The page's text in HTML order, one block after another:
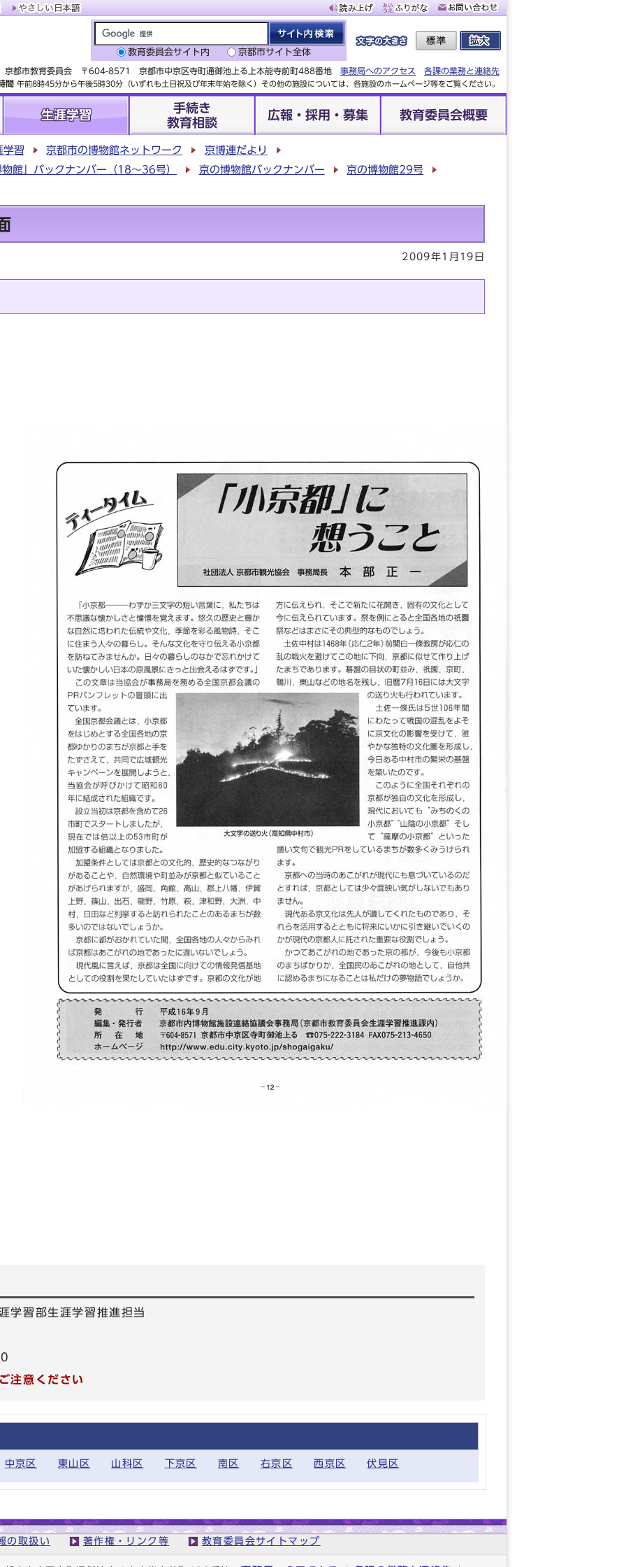
教育委員会サイト内 京都市サイト全体
京都市教育委員会 〒604-8571 京都市中京区寺町通御池上る上本能寺前町488番地 事務局へのアクセス
各課の業務と連絡先
間 午前8時45分から午後5時30分（いずれも土日祝及び年末年始を除く）その他の施設については、各施設のホームページ等をご覧ください。
生涯学習
手続き
教育相談
広報・採用・募集 教育委員会概要
学習 京都市の博物館ネットワーク
京博連だより
館」バックナンバー（18～36号）
京の博物館バックナンバー
京の博物館29号
2009年1月19日
学習部生涯学習推進担当
注意ください
中京区 東山区 山科区 下京区 南区 右京区 西京区 伏見区
の取扱い 著作権・リンク等 教育委員会サイトマップ